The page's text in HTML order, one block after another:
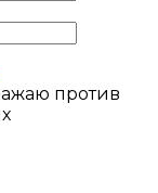
против